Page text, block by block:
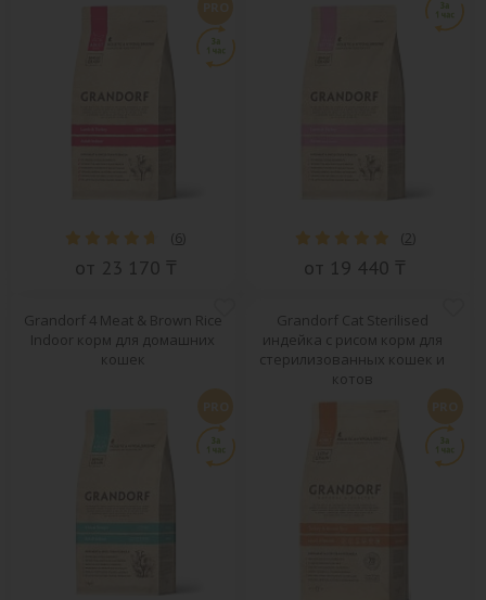
(6)
от 23 170 ₸
(2)
от 19 440 ₸
Grandorf 4 Meat & Brown Rice
Indoor корм для домашних
кошек
Grandorf Cat Sterilised
индейка с рисом корм для
стерилизованных кошек и
котов